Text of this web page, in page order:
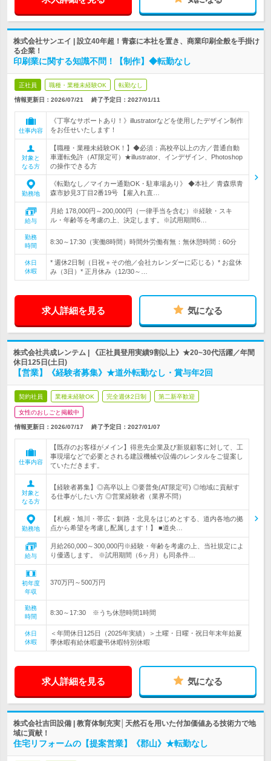
株式会社サンエイ | 設立40年超！青森に本社を置き、商業印刷全般を手掛け
る企業！
印刷業に関する知識不問！【制作】◆転勤なし
正社員 職種・業種未経験OK 転勤なし
情報更新日：2026/07/21 終了予定日： 2027/01/11
仕事内容
《丁寧なサポートあり！》illustratorなどを使用したデザイン制作
をお任せいたします！
対象と
なる方
【職種・業種未経験OK！】◆必須：高校卒以上の方／普通自動
車運転免許（AT限定可）★illustrator、インデザイン、Photoshop
の操作できる方
勤務地
《転勤なし／マイカー通勤OK・駐車場あり》 ◆本社／ 青森県青
森市妙見3丁目2番19号 【雇入れ直…
給与
月給 178,000円～200,000円（一律手当を含む）※経験・スキ
ル・年齢等を考慮の上、決定します。※試用期間6…
勤務
時間
8:30～17:30（実働8時間）時間外労働有無：無休憩時間：60分
休日
休暇
* 週休2日制（日祝＋その他／会社カレンダーに応じる）* お盆休
み（3日）* 正月休み（12/30～…
求人詳細を見る 気になる
株式会社共成レンテム | 《正社員登用実績9割以上》★20~30代活躍／年間
休日125日(土日)
【営業】《経験者募集》★道外転勤なし・賞与年2回
契約社員 業種未経験OK 完全週休2日制 第二新卒歓迎
女性のおしごと掲載中
情報更新日：2026/07/17 終了予定日： 2027/01/07
仕事内容
【既存のお客様がメイン】得意先企業及び新規顧客に対して、工
事現場などで必要とされる建設機械や設備のレンタルをご提案し
ていただきます。
対象と
なる方
【経験者募集】◎高卒以上 ◎要普免(AT限定可) ◎地域に貢献す
る仕事がしたい方 ◎営業経験者（業界不問）
勤務地
【札幌・旭川・帯広・釧路・北見をはじめとする、道内各地の拠
点から希望を考慮し配属します！】 ■道央…
給与
月給260,000～300,000円※経験・年齢を考慮の上、当社規定によ
り優遇します。 ※試用期間（6ヶ月）も同条件…
初年度
年収
370万円～500万円
勤務
時間
8:30～17:30 ※うち休憩時間1時間
休日
休暇
＜年間休日125日（2025年実績）＞土曜・日曜・祝日年末年始夏
季休暇有給休暇慶弔休暇特別休暇
求人詳細を見る 気になる
株式会社吉田設備 | 教育体制充実│天然石を用いた付加価値ある技術力で地
域に貢献！
住宅リフォームの【提案営業】《郡山》★転勤なし